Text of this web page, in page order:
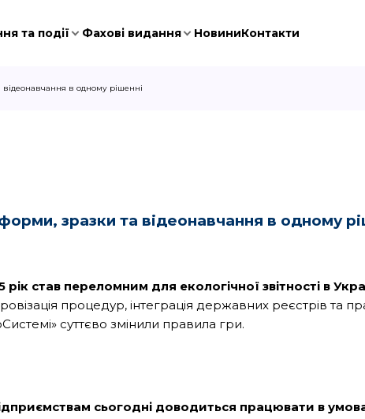
та події Фахові видання НовиниКонтакти
відеонавчання в одному рішенні
зразки та відеонавчання в одному
рік став переломним для екологічної звітності в
процедур, інтеграція державних реєстрів та
суттєво змінили правила гри.
сьогодні доводиться працювати в